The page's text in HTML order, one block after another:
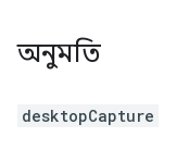
অনুমতি
desktopCapture